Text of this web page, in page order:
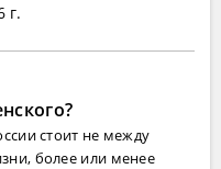
г.
стоит не между
более или менее